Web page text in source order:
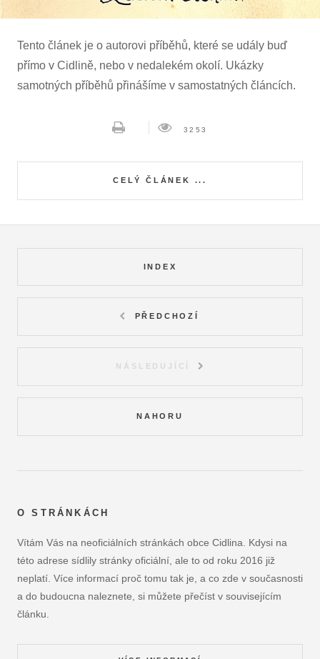
Tento článek je o autorovi příběhů, které se udály buď
přímo v Cidlině, nebo v nedalekém okolí. Ukázky
samotných příběhů přinášíme v samostatných článcích.
CELÝ ČLÁNEK ...
3253
INDEX
PŘEDCHOZÍ
NÁSLEDUJÍCÍ
NAHORU
O STRÁNKÁCH
Vítám Vás na neoficiálních stránkách obce Cidlina. Kdysi na
této adrese sídlily stránky oficiální, ale to od roku 2016 již
neplatí. Více informací proč tomu tak je, a co zde v současnosti
a do budoucna naleznete, si můžete přečíst v souvisejícím
článku.